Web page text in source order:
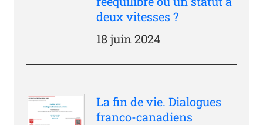
deux vitesses ?
18 juin 2024
La fin de vie. Dialogues
franco-canadiens